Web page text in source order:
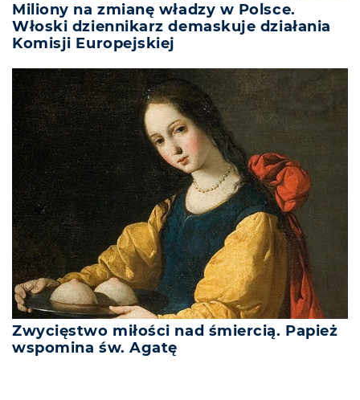
Miliony na zmianę władzy w Polsce.
Włoski dziennikarz demaskuje działania
Komisji Europejskiej
Zwycięstwo miłości nad śmiercią. Papież
wspomina św. Agatę